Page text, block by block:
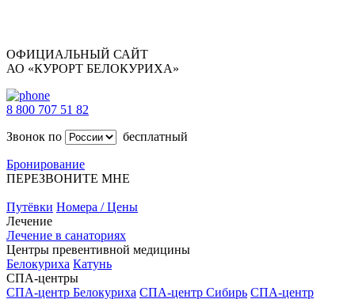
ОФИЦИАЛЬНЫЙ САЙТ
АО «КУРОРТ БЕЛОКУРИХА»
8 800 707 51 82
Звонок по
бесплатный
Бронирование
ПЕРЕЗВОНИТЕ МНЕ
Путёвки Номера / Цены
Лечение
Лечение в санаториях
Центры превентивной медицины
Белокуриха Катунь
СПА-центры
СПА-центр Белокуриха СПА-центр Сибирь СПА-центр